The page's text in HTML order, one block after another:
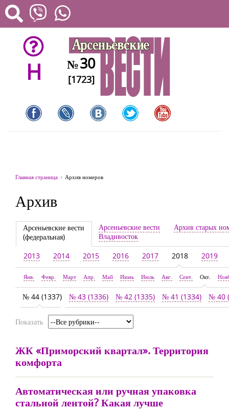
H №30
[1723]
Главная страница Архив номеров
Архив
Арсеньевские вести
(федеральная)
Арсеньевские вести
Владивосток
Архив старых
2013 2014 2015 2016 2017 2018 2019
Янв. Февр. Март Апр. Май Июнь Июль Авг. Сент. Окт.
№ 44 (1337) № 43 (1336) № 42 (1335) № 41 (1334) № 40
Показать
ЖК «Приморский квартал». Территория
комфорта
Автоматическая или ручная упаковка
стальной лентой? Какая лучше